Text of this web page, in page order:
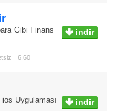
indir
Gibi Finans
6.60
indir
Uygulaması